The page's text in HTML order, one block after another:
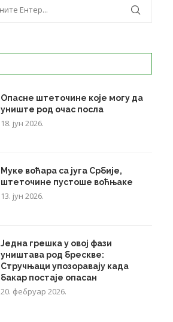
Опасне штеточине које могу да
униште род очас посла
18. јун 2026.
Муке воћара са југа Србије,
штеточине пустоше воћњаке
13. јун 2026.
Једна грешка у овој фази
уништава род брескве:
Стручњаци упозоравају када
бакар постаје опасан
20. фебруар 2026.